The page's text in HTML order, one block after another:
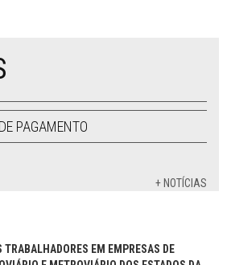
PAGAMENTO
+ NOTÍCIAS
TRABALHADORES EM EMPRESAS DE